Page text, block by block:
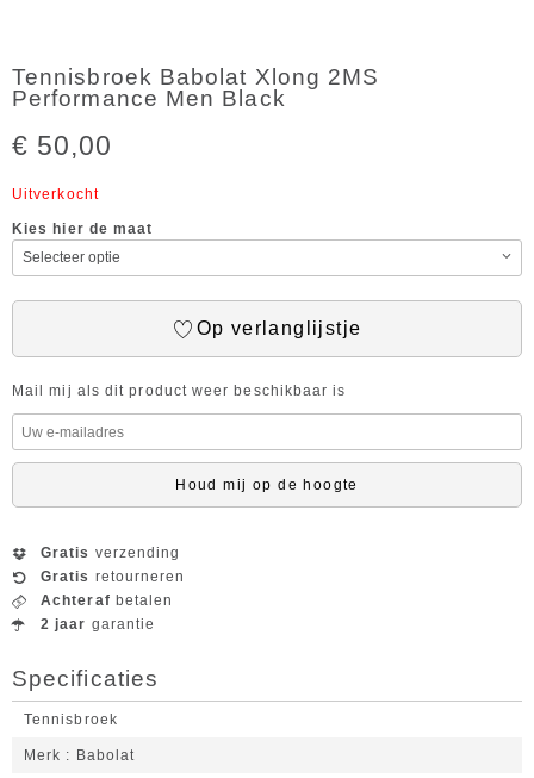
Tennisbroek Babolat Xlong 2MS
Performance Men Black
€ 50,00
Uitverkocht
Kies hier de maat
Op verlanglijstje
Mail mij als dit product weer beschikbaar is
Houd mij op de hoogte
Gratis verzending
Gratis retourneren
Achteraf betalen
2 jaar garantie
Specificaties
Tennisbroek
Merk Babolat